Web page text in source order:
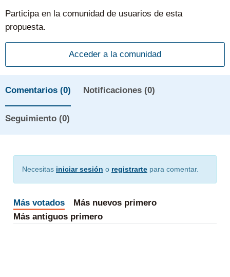
Participa en la comunidad de usuarios de esta
propuesta.
Acceder a la comunidad
Comentarios (0) Notificaciones (0)
Seguimiento (0)
Necesitas iniciar sesión o registrarte para comentar.
Más votados
Más nuevos primero
Más antiguos primero